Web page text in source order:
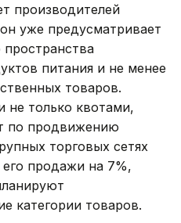
производителей
уже предусматривает
питания и не менее
товаров.
не только квотами,
по продвижению
торговых сетях
его продажи на 7%,
категории товаров.